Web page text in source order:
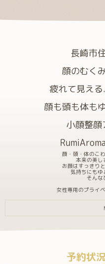
長崎市
顔のむく
疲れて見え
顔も頭も体も
小顔整顔
顔・頭・体のこ
本来の美し
お顔はすっきり
気持ちにもゆ
そんな
女性専用のプライ
予約状